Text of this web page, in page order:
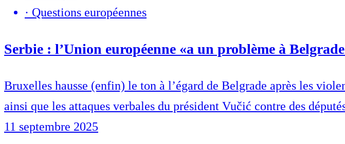
· Questions européennes
Serbie : l’Union européenne «a un problème à
Bruxelles hausse (enfin) le ton à l’égard de Belgrade après les
ainsi que les attaques verbales du président Vučić contre des
11 septembre 2025